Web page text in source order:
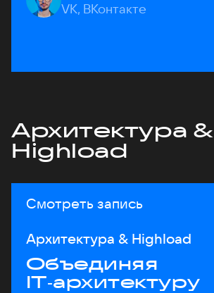
VK, ВКонтакте
Архитектура &
Highload
Смотреть запись
Архитектура & Highload
Объединяя
IT‑архитектуру